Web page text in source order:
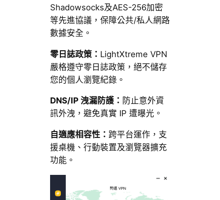
Shadowsocks及AES-256加密
等先進協議，保障公共/私人網路
數據安全。
零日誌政策： LightXtreme VPN
嚴格遵守零日誌政策，絕不儲存
您的個人瀏覽紀錄。
DNS/IP 洩漏防護： 防止意外資
訊外洩，避免真實 IP 遭曝光。
自適應相容性： 跨平台運作，支
援桌機、行動裝置及瀏覽器擴充
功能。